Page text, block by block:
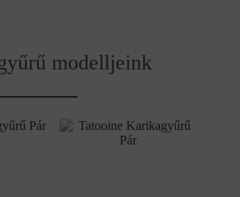
modelljeink